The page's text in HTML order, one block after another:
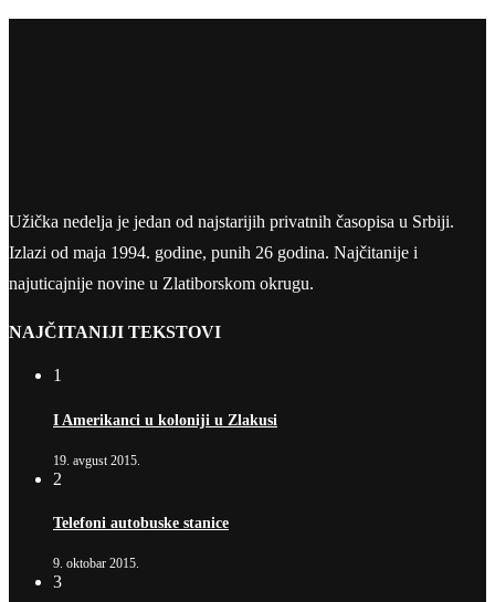
Užička nedelja je jedan od najstarijih privatnih časopisa u Srbiji.
Izlazi od maja 1994. godine, punih 26 godina. Najčitanije i
najuticajnije novine u Zlatiborskom okrugu.
NAJČITANIJI TEKSTOVI
1
I Amerikanci u koloniji u Zlakusi
19. avgust 2015.
2
Telefoni autobuske stanice
9. oktobar 2015.
3